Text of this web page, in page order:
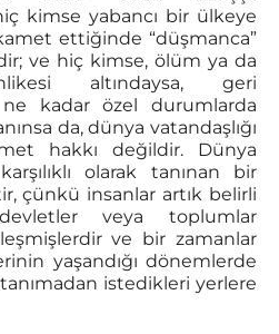
kimse yabancı bir ülkeye
ettiğinde “düşmanca”
ve hiç kimse, ölüm ya da
altındaysa, geri
kadar özel durumlarda
da, dünya vatandaşlığı
hakkı değildir. Dünya
olarak tanınan bir
çünkü insanlar artık belirli
veya toplumlar
ve bir zamanlar
yaşandığı dönemlerde
istedikleri yerlere